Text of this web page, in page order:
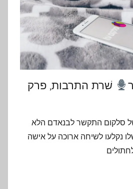
שׁרת התרבות, פרק
סלקום התקשר לבנאדם הלא
נקלעו לשיחה ארוכה על אישה